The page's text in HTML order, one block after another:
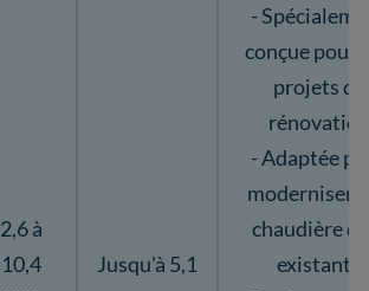
2,6 à
10,4
Jusqu'à 5,1
-
conçue pour
projets de
rénovation
- Adaptée
moderniser
chaudière
existante